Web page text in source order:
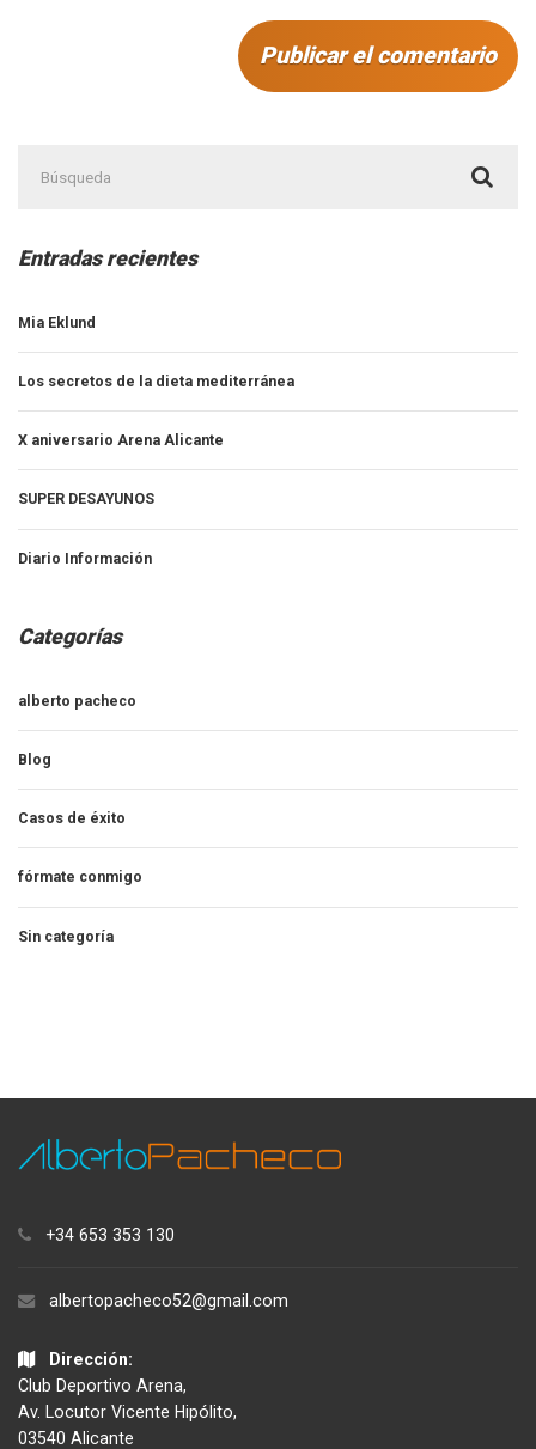
Entradas recientes
Mia Eklund
Los secretos de la dieta mediterránea
X aniversario Arena Alicante
SUPER DESAYUNOS
Diario Información
Categorías
alberto pacheco
Blog
Casos de éxito
fórmate conmigo
Sin categoría
+34 653 353 130
albertopacheco52@gmail.com
Dirección:
Club Deportivo Arena,
Av. Locutor Vicente Hipólito,
03540 Alicante